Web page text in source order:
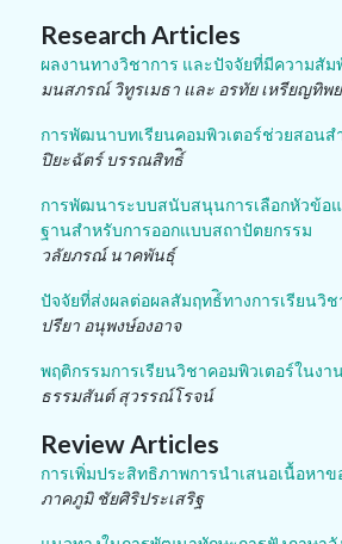
Research Articles
ผลงานทางวิชาการ และปัจจัยที่มีความสั
มนสภรณ์ วิทูรเมธา และ อรทัย เหรียญทิพ
การพัฒนาบทเรียนคอมพิวเตอร์ช่วยสอนส
ปิยะฉัตร์ บรรณสิทธ์ิ
การพัฒนาระบบสนับสนุนการเลือกหัวข้อ
ฐานสำหรับการออกแบบสถาปัตยกรรม
วลัยภรณ์ นาคพันธุ์
ปัจจัยที่ส่งผลต่อผลสัมฤทธ์ิทางการเรียนวิ
ปรียา อนุพงษ์องอาจ
พฤติกรรมการเรียนวิชาคอมพิวเตอร์ในง
ธรรมสันต์ สุวรรณ์โรจน์
Review Articles
การเพิ่มประสิทธิภาพการนำเสนอเนื้อหา
ภาคภูมิ ชัยศิริประเสริฐ